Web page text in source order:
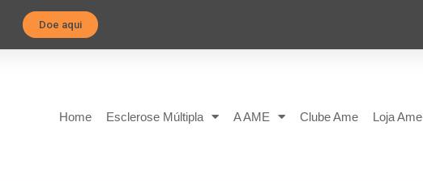
Doe aqui
Home Esclerose Múltipla A AME Clube Ame Loja Ame